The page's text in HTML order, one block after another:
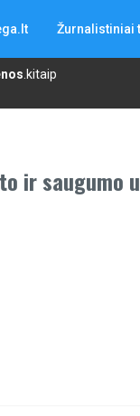
Žurnalistiniai
.kitaip
ir saugumo